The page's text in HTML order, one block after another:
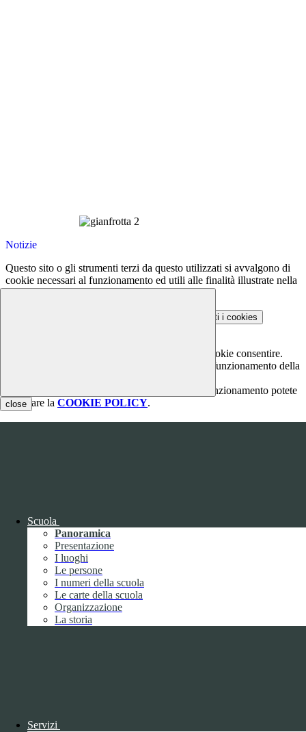
close
Scuola
Panoramica
Presentazione
I luoghi
Le persone
I numeri della scuola
Le carte della scuola
Organizzazione
La storia
Servizi
Notizie
Questo sito o gli strumenti terzi da questo utilizzati si avvalgono di
cookie necessari al funzionamento ed utili alle finalità illustrate nella
COOKIE POLICY.
Accetta tutti i cookies
In questa schermata è possibile scegliere quali cookie consentire.
I cookie necessari sono quelli che consentono il funzionamento della
Per conoscere quali sono i cookie necessari al funzionamento potete
visionare la COOKIE POLICY.
Nome
Tipologia
Proprieta
Descrizione
YSC
Tipologia:
tecnico
Proprieta:
Terze Parti
Descrizione:Questo cookie è impostato da YouTube per tenere
traccia delle visualizzazioni dei video incorporati.
utilizzando la nuova o la vecchia versione dell'interfaccia di